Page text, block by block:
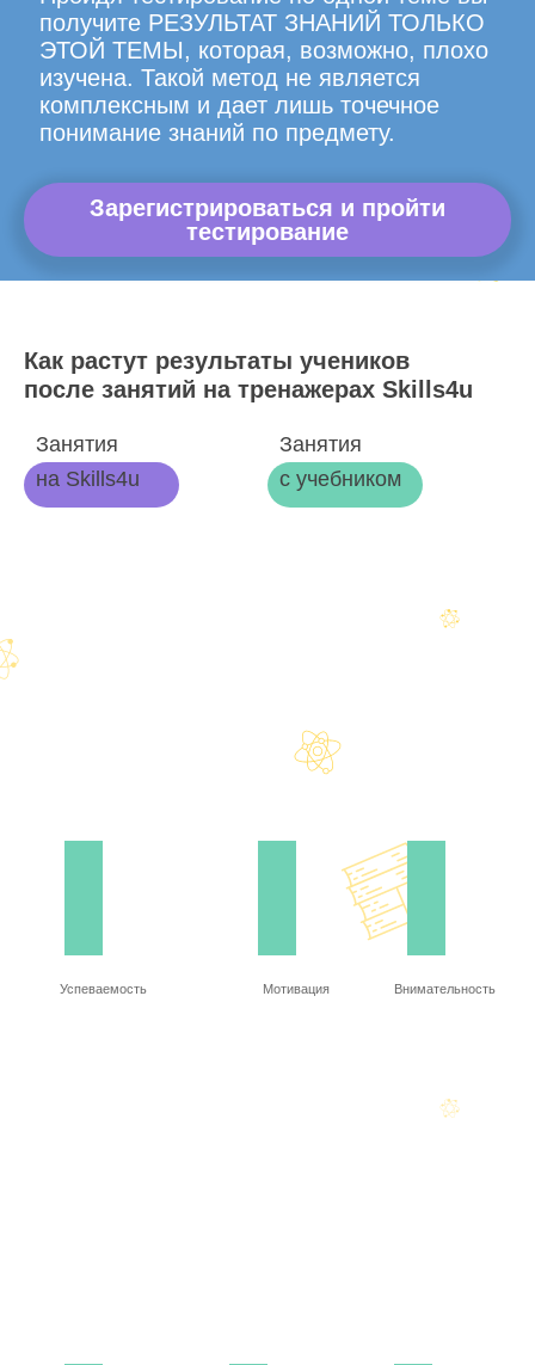
получите РЕЗУЛЬТАТ ЗНАНИЙ ТОЛЬКО
ЭТОЙ ТЕМЫ, которая, возможно, плохо
изучена. Такой метод не является
комплексным и дает лишь точечное
понимание знаний по предмету.
Зарегистрироваться и пройти
тестирование
Как растут результаты учеников
после занятий на тренажерах Skills4u
Занятия
на Skills4u
Занятия
с учебником
Успеваемость Мотивация Внимательность